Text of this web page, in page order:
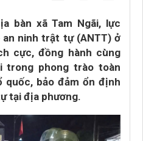
bàn xã Tam Ngãi, lực
an ninh trật tự (ANTT) ở
cực, đồng hành cùng
trong phong trào toàn
quốc, bảo đảm ổn định
tại địa phương.